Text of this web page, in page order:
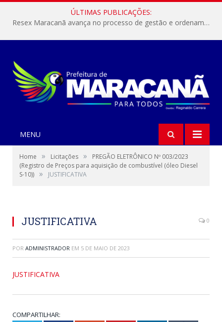
ÚLTIMAS PUBLICAÇÕES:
Resex Maracanã avança no processo de gestão e ordenamento do turismo em nossas áreas protegidas.
MENU
Home » Licitações »
PREGÃO ELETRÔNICO Nº 003/2023
(Registro de Preços para aquisição de combustível (óleo Diesel
S-10)) » JUSTIFICATIVA
JUSTIFICATIVA 0
POR ADMINISTRADOR EM 5 DE MAIO DE 2023
JUSTIFICATIVA
COMPARTILHAR: